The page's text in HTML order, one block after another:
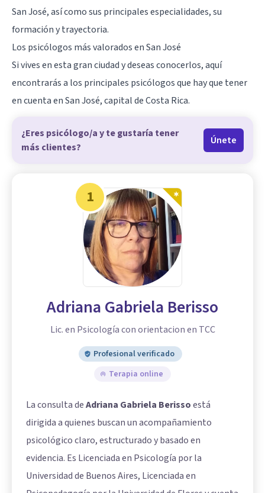
San José, así como sus principales especialidades, su
formación y trayectoria.
Los psicólogos más valorados en San José
Si vives en esta gran ciudad y deseas conocerlos, aquí
encontrarás a los principales psicólogos que hay que tener
en cuenta en San José, capital deCosta Rica.
¿Eres psicólogo/a y te gustaría tener
más clientes?
Únete
1
Adriana Gabriela Berisso
Lic. en Psicología con orientacion en TCC
Profesional verificado
Terapia online
La consulta deAdriana Gabriela Berissoestá
dirigida a quienes buscan un acompañamiento
psicológico claro, estructurado y basado en
evidencia. Es Licenciada en Psicología por la
Universidad de Buenos Aires, Licenciada en